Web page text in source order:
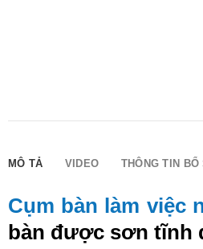
MÔ TẢ VIDEO THÔNG TIN BỔ
Cụm bàn làm việc
bàn được sơn tĩnh